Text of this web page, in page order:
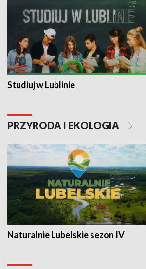
Studiuj w Lublinie
PRZYRODA I EKOLOGIA
Naturalnie Lubelskie sezon IV